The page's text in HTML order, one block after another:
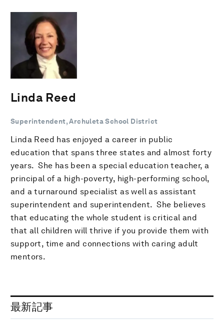
Linda Reed
Superintendent, Archuleta School District
Linda Reed has enjoyed a career in public
education that spans three states and almost forty
years. She has been a special education teacher, a
principal of a high-poverty, high-performing school,
and a turnaround specialist as well as assistant
superintendent and superintendent. She believes
that educating the whole student is critical and
that all children will thrive if you provide them with
support, time and connections with caring adult
mentors.
最新記事